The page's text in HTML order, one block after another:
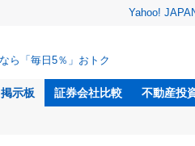
Yahoo!
ら「毎日5％」おトク
掲示板 証券会社比較 不動産投